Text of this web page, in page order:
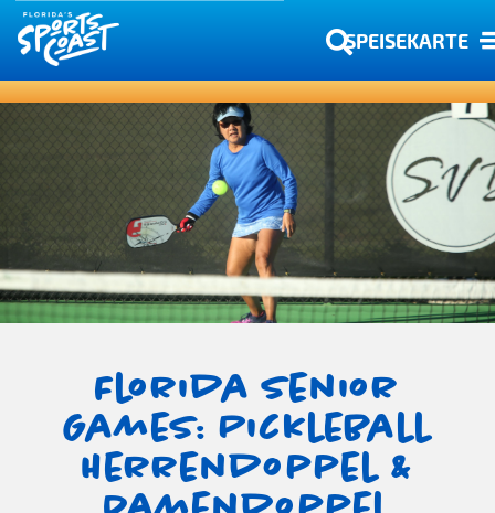
SPEISEKARTE
Florida Senior
Games: Pickleball
Herrendoppel &